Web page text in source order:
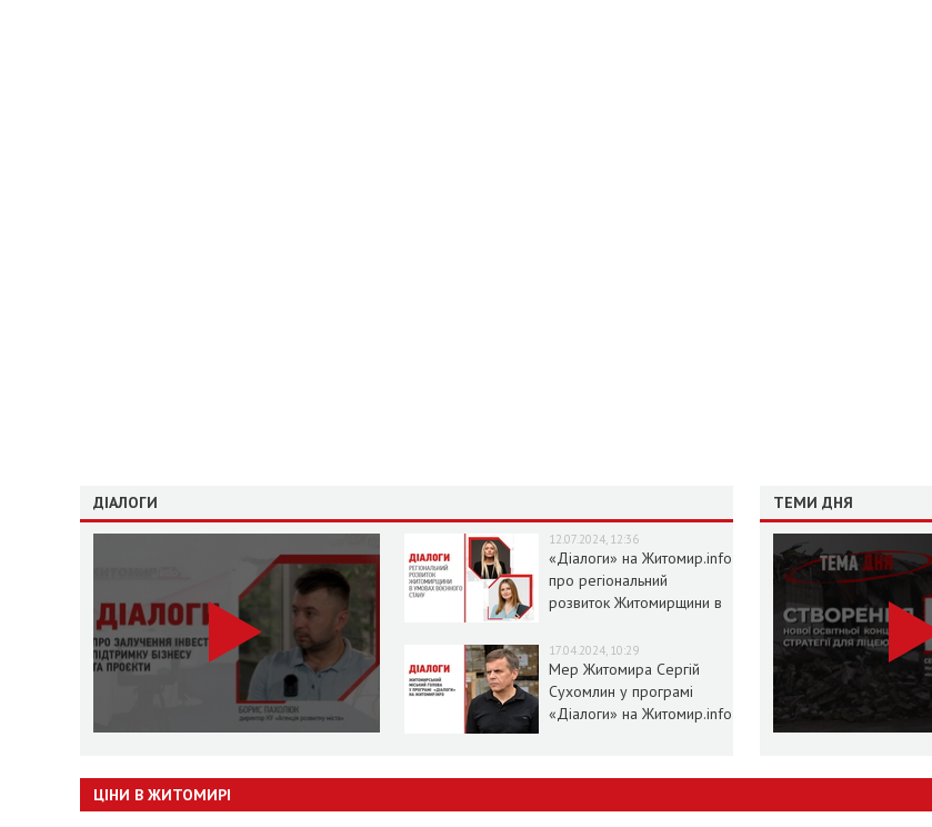
ДІАЛОГИ
12.07.2024, 12:36
«Діалоги» на Житомир.info
про регіональний
розвиток Житомирщини в
17.04.2024, 10:29
Мер Житомира Сергій
Сухомлин у програмі
«Діалоги» на Житомир.info
ТЕМИ ДНЯ
ЦІНИ В ЖИТОМИРІ